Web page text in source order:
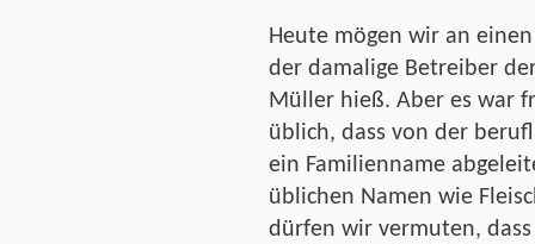
Heute mögen wir an
der damalige Betreiber
Müller hieß. Aber es war
üblich, dass von der
ein Familienname
üblichen Namen wie
dürfen wir vermuten,